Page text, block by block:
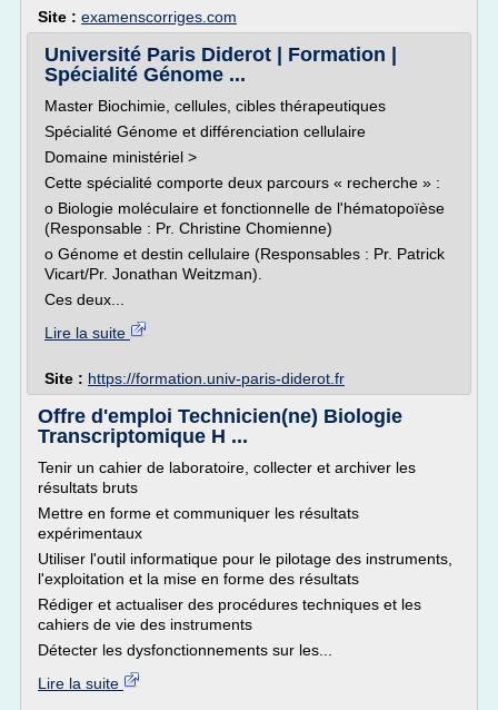
Site : examenscorriges.com
Université Paris Diderot | Formation |
Spécialité Génome ...
Master Biochimie, cellules, cibles thérapeutiques
Spécialité Génome et différenciation cellulaire
Domaine ministériel >
Cette spécialité comporte deux parcours « recherche » :
o Biologie moléculaire et fonctionnelle de l'hématopoïèse
(Responsable : Pr. Christine Chomienne)
o Génome et destin cellulaire (Responsables : Pr. Patrick
Vicart/Pr. Jonathan Weitzman).
Ces deux...
Lire la suite
Site : https://formation.univ-paris-diderot.fr
Offre d'emploi Technicien(ne) Biologie
Transcriptomique H ...
Tenir un cahier de laboratoire, collecter et archiver les
résultats bruts
Mettre en forme et communiquer les résultats
expérimentaux
Utiliser l'outil informatique pour le pilotage des instruments,
l'exploitation et la mise en forme des résultats
Rédiger et actualiser des procédures techniques et les
cahiers de vie des instruments
Détecter les dysfonctionnements sur les...
Lire la suite